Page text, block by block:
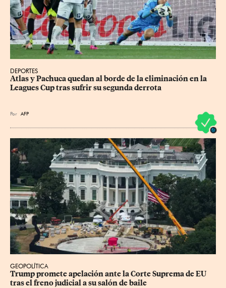
DEPORTES
Atlas y Pachuca quedan al borde de la eliminación en la
Leagues Cup tras sufrir su segunda derrota
Por AFP
GEOPOLÍTICA
Trump promete apelación ante la Corte Suprema de EU
tras el freno judicial a su salón de baile